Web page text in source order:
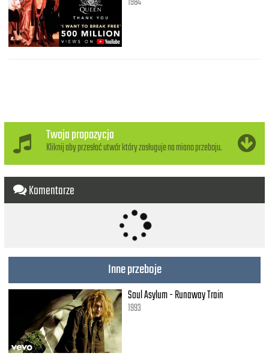
Twoja propozycja
Kliknij aby przesłać utwór który zasługuje na miano przeboju.
Komentarze
Inne przeboje
Soul Asylum - Runaway Train
1993